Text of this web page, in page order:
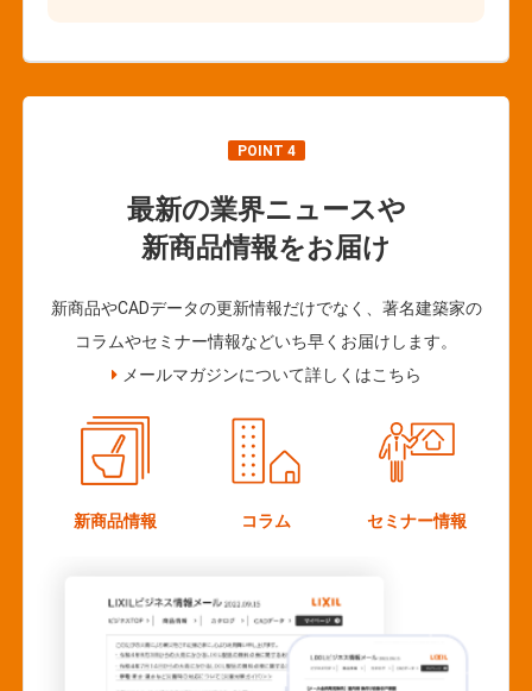
POINT 4
最新の業界ニュースや
新商品情報をお届け
新商品やCADデータの更新情報だけでなく、著名建築家の
コラムやセミナー情報などいち早くお届けします。
メールマガジンについて詳しくはこちら
新商品情報 コラム セミナー情報